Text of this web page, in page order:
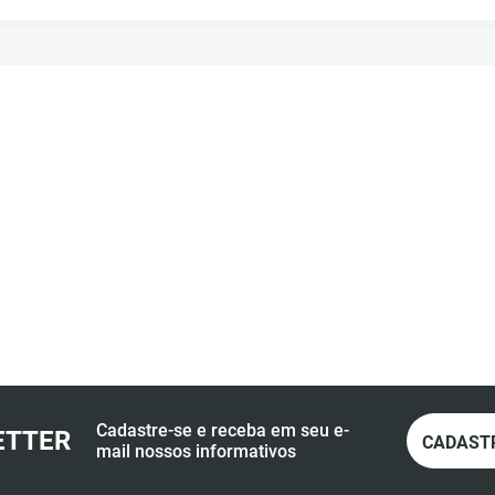
Cadastre-se e receba em seu e-
mail nossos informativos